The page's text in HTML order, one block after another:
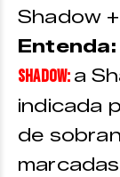
Shadow
Entenda:
SHADOW: a
indicada
de